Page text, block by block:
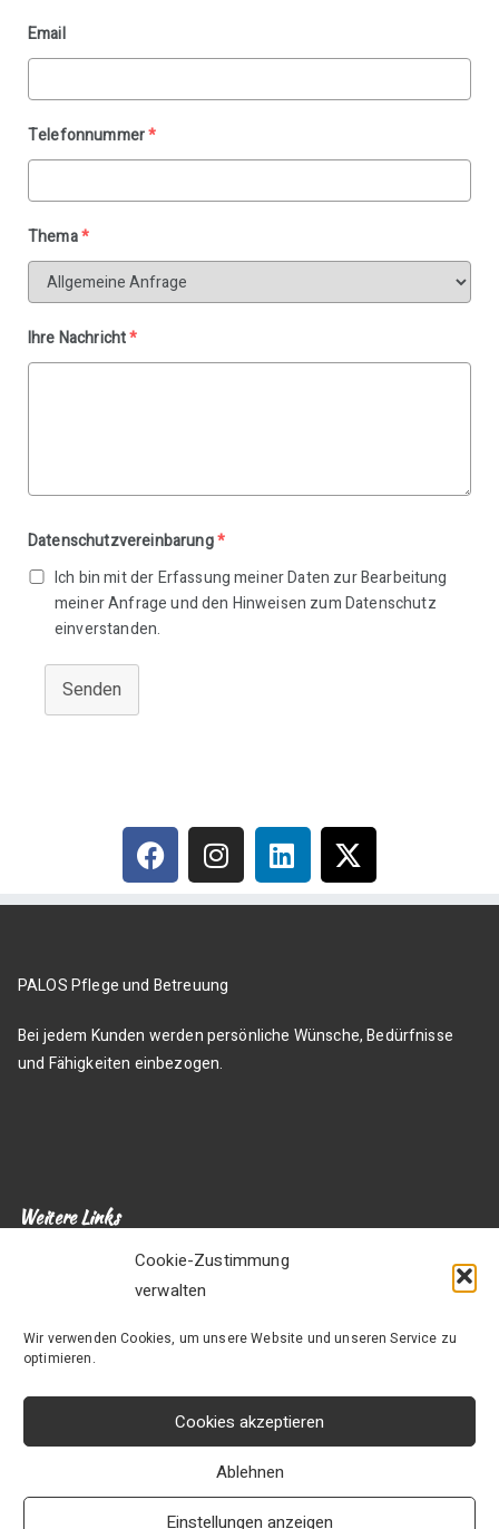
Cookie-Zustimmung
verwalten
Wir verwenden Cookies, um unsere Website und unseren Service zu
optimieren.
Cookies akzeptieren
Ablehnen
Einstellungen anzeigen
Email
Telefonnummer*
Thema*
Ihre Nachricht*
Datenschutzvereinbarung*
Ich bin mit der Erfassung meiner Daten zur Bearbeitung
meiner Anfrage und den Hinweisen zum Datenschutz
einverstanden.
Senden
PALOS Pflege und Betreuung
Bei jedem Kunden werden persönliche Wünsche, Bedürfnisse
und Fähigkeiten einbezogen.
Weitere Links
Datenschutz
Impressum